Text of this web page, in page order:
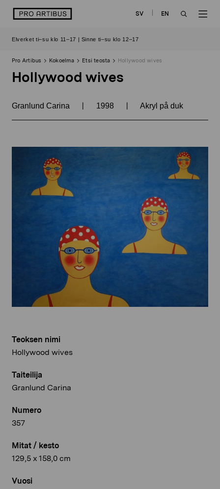
sisältöön
logo SV
EN
Elverket ti–su klo 11–17 | Sinne ti–su klo 12–17
Pro Artibus Kokoelma Etsi teosta Hollywood wives
Hollywood wives
Granlund Carina | 1998 | Akryl på duk
Teoksen nimi
Hollywood wives
Taiteilija
Granlund Carina
Numero
357
Mitat / kesto
129,5 x 158,0 cm
Vuosi